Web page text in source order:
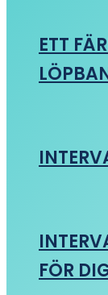
ETT
FÖR